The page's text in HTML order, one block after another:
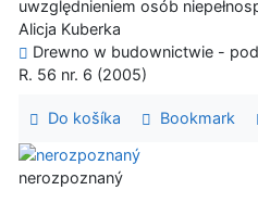
uwzględnieniem osób
Alicja Kuberka
Drewno w budownictwie -
R. 56 nr. 6 (2005)
Do košíka Bookmark
nerozpoznaný